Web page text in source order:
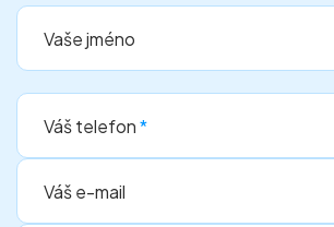
Vaše jméno
Váš telefon*
Váš e-mail